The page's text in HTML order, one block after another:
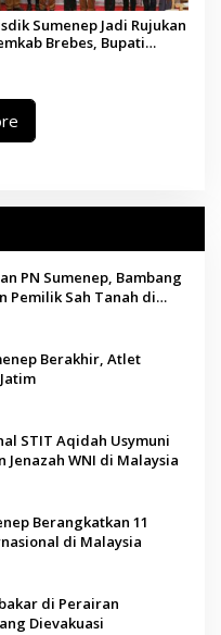
Sumenep Jadi Rujukan
Brebes, Bupati
PN Sumenep, Bambang
Pemilik Sah Tanah di
Berakhir, Atlet
STIT Aqidah Usymuni
Jenazah WNI di Malaysia
Berangkatkan 11
di Malaysia
di Perairan
Dievakuasi